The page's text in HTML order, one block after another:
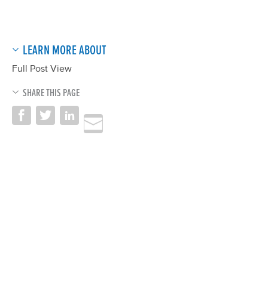
LEARN MORE ABOUT
Full Post View
SHARE THIS PAGE